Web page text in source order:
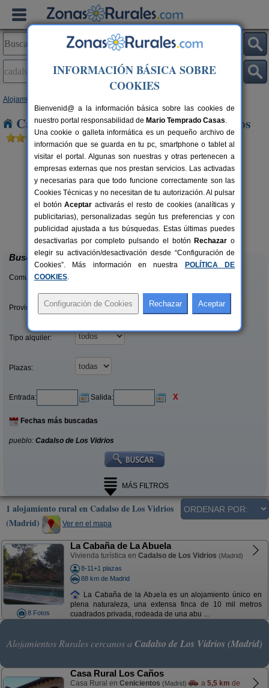
Alojamientos
Casas Rurales en Cadalso de Los Vidrios
4 pers.
desde29 €
Casa Rural La Fragua
Sieteiglesias (Madrid)
Buscar
Comunidades:
Provincias/Islas:
Tipo alquiler:
Plazas:
Entrada: Salida: X
Fechas más buscadas
pueblo: Cadalso de Los Vidrios
MÁS FILTROS
1 alojamiento rural en Cadalso de Los Vidrios
(Madrid)
Ver en el mapa
8 Fotos
La Cabaña de La Abuela
Vivienda turística en Cadalso de Los Vidrios (Madrid)
8-11+1 plazas
88 km de Madrid
La Cabaña de la Abuela es un alojamiento único en
plena naturaleza, una extensa finca de 10 mil metros
cuadrados privada, rodeada de una abu ...
Alojamientos Rurales cercanos a Cadalso de Los Vidrios (Madrid)
Casa Rural Los Caños
Casa Rural en Cenicientos (Madrid) a 5,5 km de
INFORMACIÓN BÁSICA SOBRE
COOKIES
Bienvenid@ a la información básica sobre las cookies de
nuestro portal responsabilidad de Mario Temprado Casas.
Una cookie o galleta informática es un pequeño archivo de
información que se guarda en tu pc, smartphone o tablet al
visitar el portal. Algunas son nuestras y otras pertenecen a
empresas externas que nos prestan servicios. Las activadas
y necesarias para que todo funcione correctamente son las
Cookies Técnicas y no necesitan de tu autorización. Al pulsar
el botónAceptar activarás el resto de cookies (analíticas y
publicitarias), personalizadas según tus preferencias y con
publicidad ajustada a tus búsquedas. Estas últimas puedes
desactivarlas por completo pulsando el botón Rechazar o
elegir su activación/desactivación desde “Configuración de
Cookies”. Más información en nuestra
POLÍTICA DE
COOKIES.